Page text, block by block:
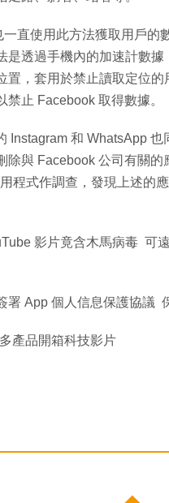
直使用此方法獲取用戶的
是透過手機內的加速計數
置，套用於禁止讀取定位
止 Facebook 取得數據。
Instagram 和 WhatsApp
與 Facebook 公司有關的
程式作調查，發現上述的
影片竟含木馬病毒 可
署 App 個人信息保護協議
產品開箱科技影片